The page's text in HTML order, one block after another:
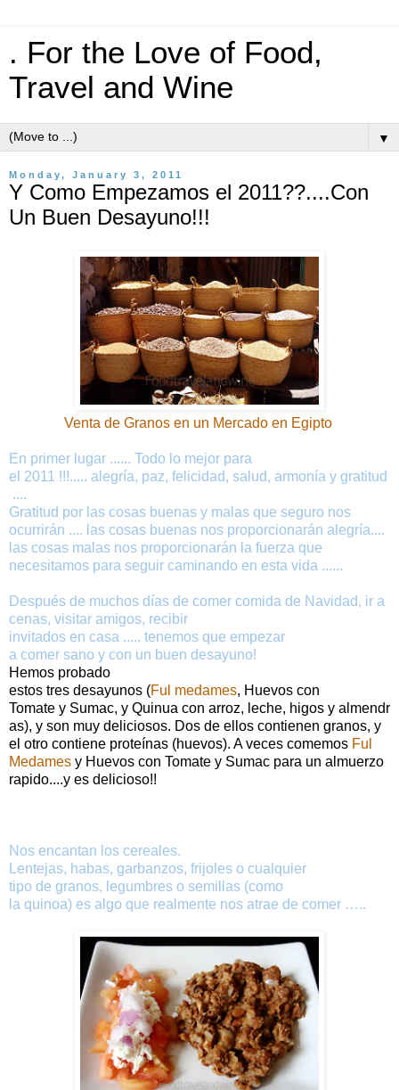
. For the Love of Food,
Travel and Wine
▼
Monday, January 3, 2011
Y Como Empezamos el 2011??....Con
Un Buen Desayuno!!!
Venta de Granos en un Mercado en Egipto
En primer lugar ...... Todo lo mejor para
el 2011 !!!..... alegría, paz, felicidad, salud, armonía y gratitud
....
Gratitud por las cosas buenas y malas que seguro nos
ocurrirán .... las cosas buenas nos proporcionarán alegría....
las cosas malas nos proporcionarán la fuerza que
necesitamos para seguir caminando en esta vida ......
Después de muchos días de comer comida de Navidad, ir a
cenas, visitar amigos, recibir
invitados en casa ..... tenemos que empezar
a comer sano y con un buen desayuno!
Hemos probado
estos tres desayunos (Ful medames, Huevos con
Tomate y Sumac, y Quinua con arroz, leche, higos y almendr
as), y son muy deliciosos. Dos de ellos contienen granos, y
el otro contiene proteínas (huevos). A veces comemos Ful
Medames y Huevos con Tomate y Sumac para un almuerzo
rapido....y es delicioso!!
Nos encantan los cereales.
Lentejas, habas, garbanzos, frijoles o cualquier
tipo de granos, legumbres o semillas (como
la quinoa) es algo que realmente nos atrae de comer …..